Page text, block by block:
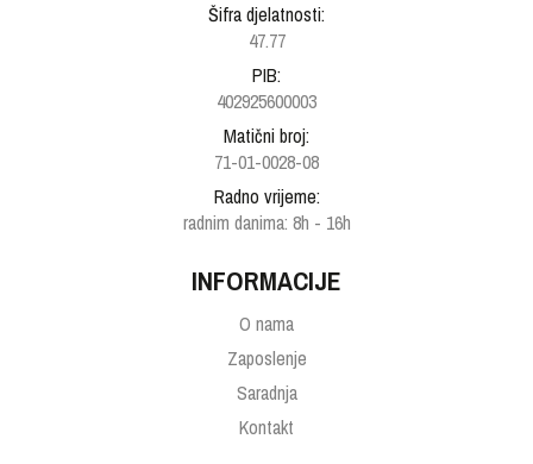
Šifra djelatnosti:
47.77
PIB:
402925600003
Matični broj:
71-01-0028-08
Radno vrijeme:
radnim danima: 8h - 16h
INFORMACIJE
O nama
Zaposlenje
Saradnja
Kontakt